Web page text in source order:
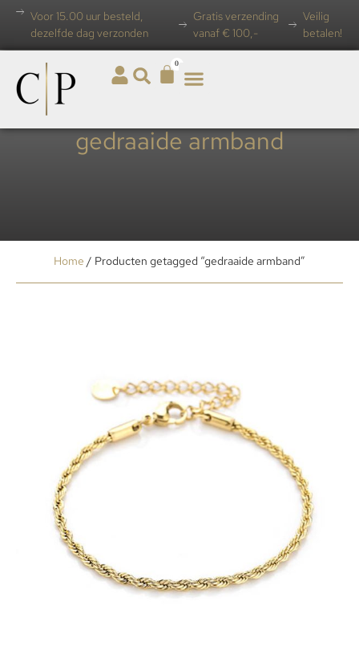
Voor 15.00 uur besteld,
dezelfde dag verzonden
Gratis verzending
vanaf € 100,-
Veilig
betalen!
0
gedraaide armband
Home / Producten getagged “gedraaide armband”